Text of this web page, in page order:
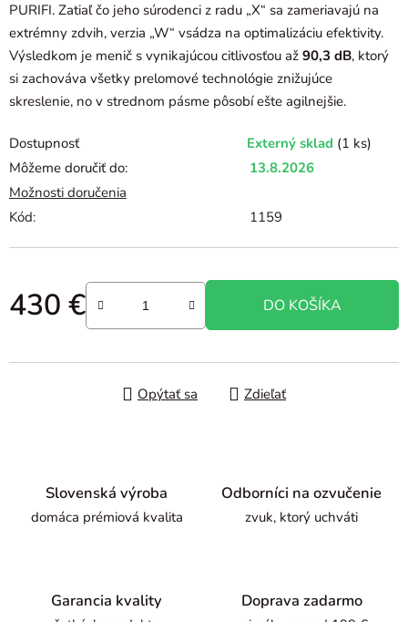
PURIFI. Zatiaľ čo jeho súrodenci z radu „X“ sa zameriavajú na
extrémny zdvih, verzia „W“ vsádza na optimalizáciu efektivity.
Výsledkom je menič s vynikajúcou citlivosťou až 90,3 dB, ktorý
si zachováva všetky prelomové technológie znižujúce
skreslenie, no v strednom pásme pôsobí ešte agilnejšie.
Dostupnosť Externý sklad (1 ks)
Môžeme doručiť do:
13.8.2026
Možnosti doručenia
Kód:
1159
430 €
Jednotková cena:
DO KOŠÍKA
Opýtať sa Zdieľať
Slovenská výroba
domáca prémiová kvalita
Odborníci na ozvučenie
zvuk, ktorý uchváti
Garancia kvality Doprava zadarmo